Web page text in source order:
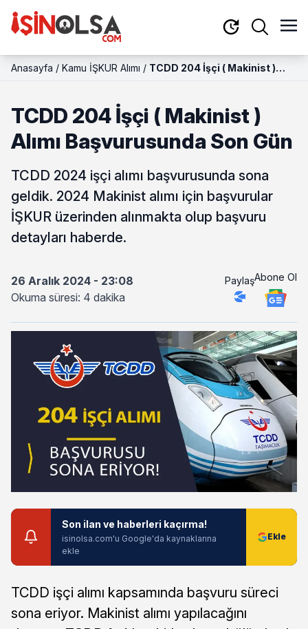
Anasayfa / Kamu İŞKUR Alımı / TCDD 204 İşçi ( Makinist )
TCDD 204 İşçi ( Makinist )
Alımı Başvurusunda Son Gün
TCDD 2024 işçi alımı başvurusunda sona
geldik. 2024 Makinist alımı için başvurular
İŞKUR üzerinden alınmakta olup başvuru
detayları haberde.
26 Aralık 2024 - 23:08
Okuma süresi: 4 dakika
PaylaşAbone Ol
Son ilan ve haberleri kaçırma!
isinolsa.com'u Google'da kaynaklarına
ekle
TCDD işçi alımı kapsamında başvuru süreci
sona eriyor. Makinist alımı yapılacağını